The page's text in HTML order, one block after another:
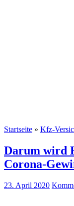
Startseite » Kfz-
Darum wird
Corona-
23. April 2020